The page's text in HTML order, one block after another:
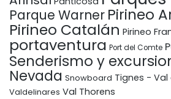
Parque Warner Pirineo
Pirineo Catalán Pirineo
portaventura Port del Comte
Senderismo y
Nevada Snowboard Tignes - Val
Valdelinares Val Thorens